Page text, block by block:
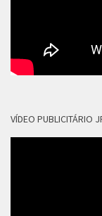
VÍDEO PUBLICITÁRIO